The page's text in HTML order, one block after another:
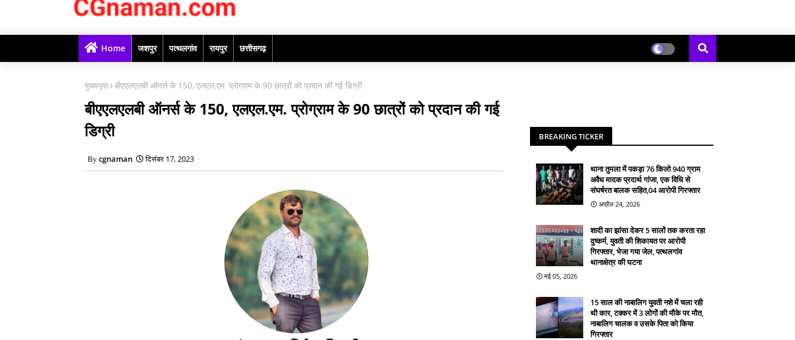
Home जशपुर पत्थलगांव रायपुर छत्तीसगढ़
मुख्यपृष्ठ बीएएलएलबी ऑनर्स के 150, एलएल.एम. प्रोग्राम के 90 छात्रों को प्रदान की गई डिग्री
बीएएलएलबी ऑनर्स के 150, एलएल.एम. प्रोग्राम के 90 छात्रों को प्रदान की गई
डिग्री
cgnaman दिसंबर 17, 2023
BREAKING TICKER
थाना तुमला में पकड़ा 76 किलो 940 ग्राम
अवैध मादक प्रदार्थ गांजा, एक विधि से
संघर्षरत बालक सहित,04 आरोपी गिरफ्तार
अप्रैल 24, 2026
शादी का झांसा देकर 5 सालों तक करता रहा
दुष्कर्म, युवती की शिकायत पर आरोपी
गिरफ्तार, भेजा गया जेल, पत्थलगांव
थानाक्षेत्र की घटना
मई 05, 2026
15 साल की नाबालिग युवती नशे में चला रही
थी कार, टक्कर में 3 लोगों की मौके पर मौत,
नाबालिग चालक व उसके पिता को किया
गिरफ्तार